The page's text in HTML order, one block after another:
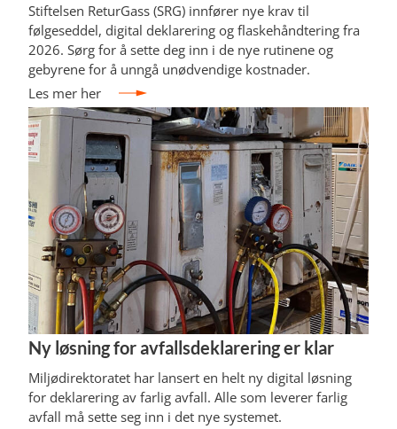
Stiftelsen ReturGass (SRG) innfører nye krav til
følgeseddel, digital deklarering og flaskehåndtering fra
2026. Sørg for å sette deg inn i de nye rutinene og
gebyrene for å unngå unødvendige kostnader.
Les mer her
Ny løsning for avfallsdeklarering er klar
Miljødirektoratet har lansert en helt ny digital løsning
for deklarering av farlig avfall. Alle som leverer farlig
avfall må sette seg inn i det nye systemet.